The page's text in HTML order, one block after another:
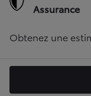
Assurance
Obtenez une